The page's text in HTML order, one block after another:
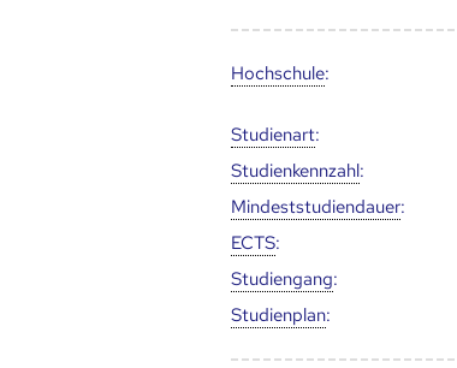
Hoch­schule:
Studienart:
Studien­kenn­zahl:
Mindest­studien­dauer:
ECTS:
Studien­gang:
Studien­plan: